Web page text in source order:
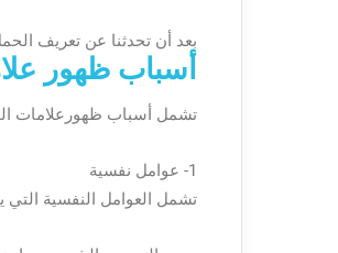
بعد أن تحدثنا عن تعريف
أسباب ظهور
تشمل أسباب ظهورعلامات
1- عوامل نفسية
تشمل العوامل النفسية